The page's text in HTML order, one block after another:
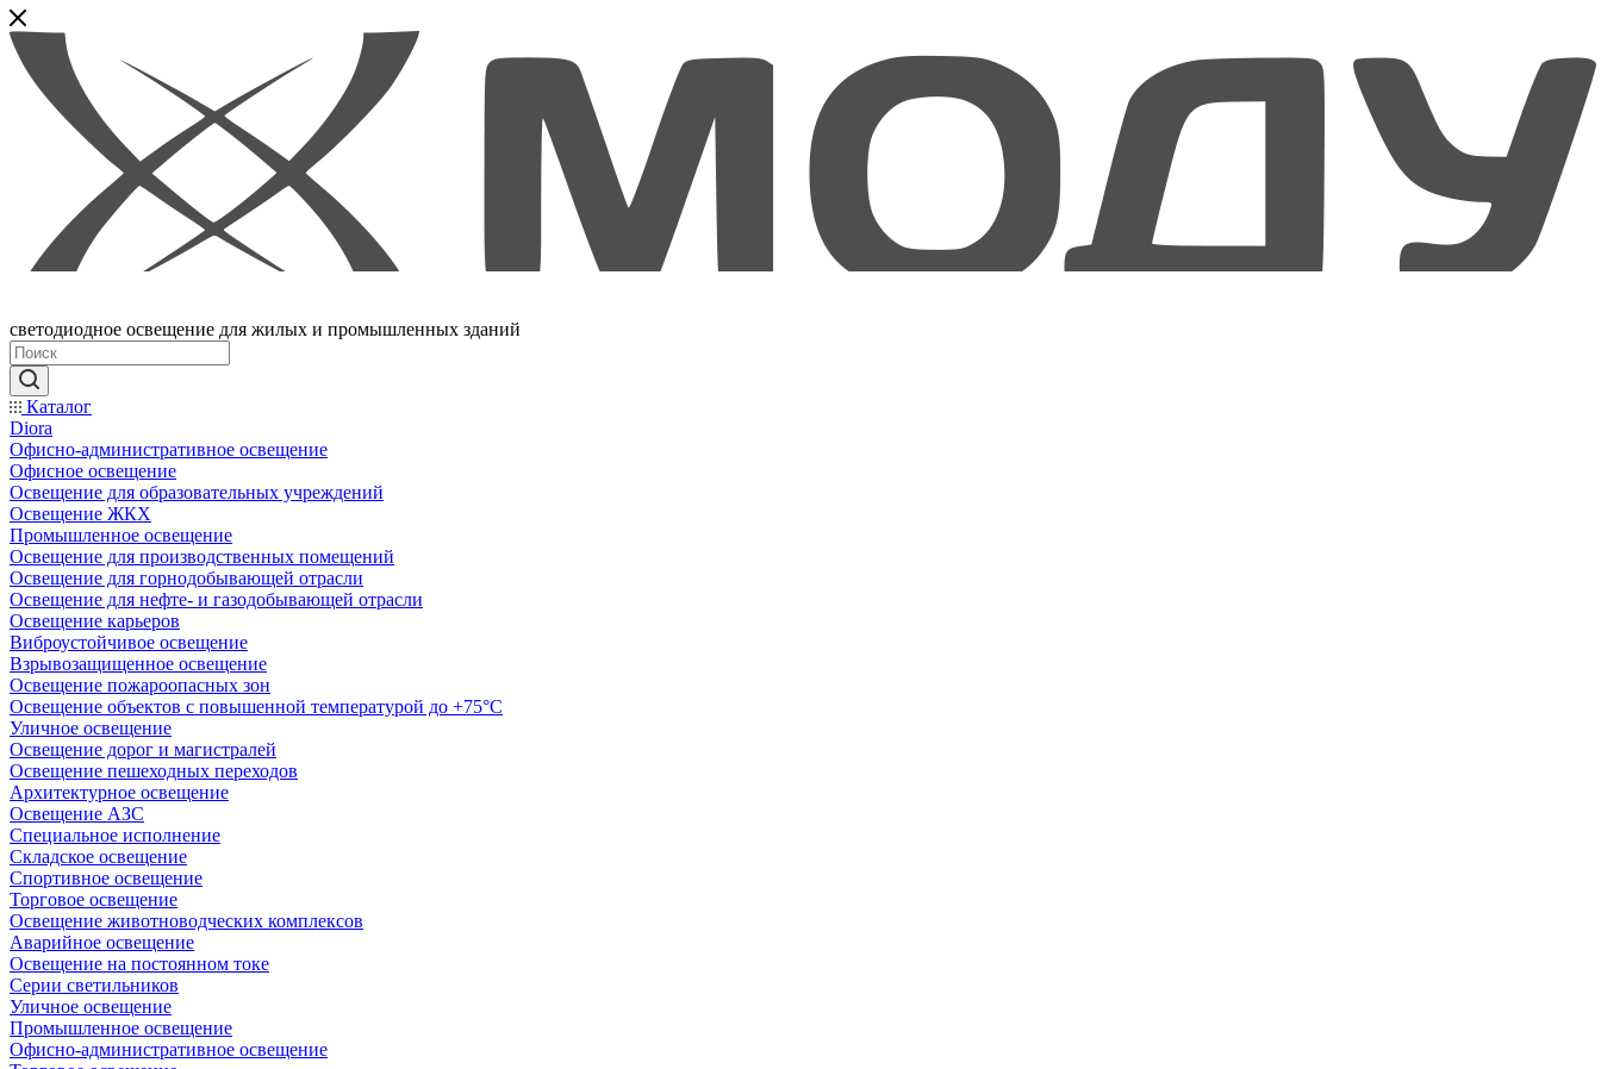
светодиодное освещение для жилых и промышленных зданий
Каталог
Diora
Офисно-административное освещение
Офисное освещение
Освещение для образовательных учреждений
Освещение ЖКХ
Промышленное освещение
Освещение для производственных помещений
Освещение для горнодобывающей отрасли
Освещение для нефте- и газодобывающей отрасли
Освещение карьеров
Виброустойчивое освещение
Взрывозащищенное освещение
Освещение пожароопасных зон
Освещение объектов с повышенной температурой до +75°C
Уличное освещение
Освещение дорог и магистралей
Освещение пешеходных переходов
Архитектурное освещение
Освещение АЗС
Специальное исполнение
Складское освещение
Спортивное освещение
Торговое освещение
Освещение животноводческих комплексов
Аварийное освещение
Освещение на постоянном токе
Серии светильников
Уличное освещение
Промышленное освещение
Офисно-административное освещение